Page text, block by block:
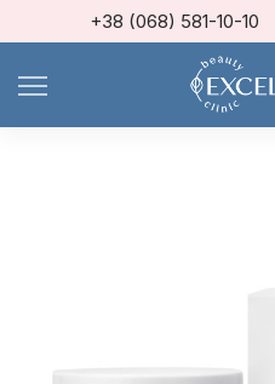
+38 (068) 581-10-10
ADVANCED NIGHT